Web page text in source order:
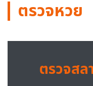
ตรวจหวย
ตรวจส